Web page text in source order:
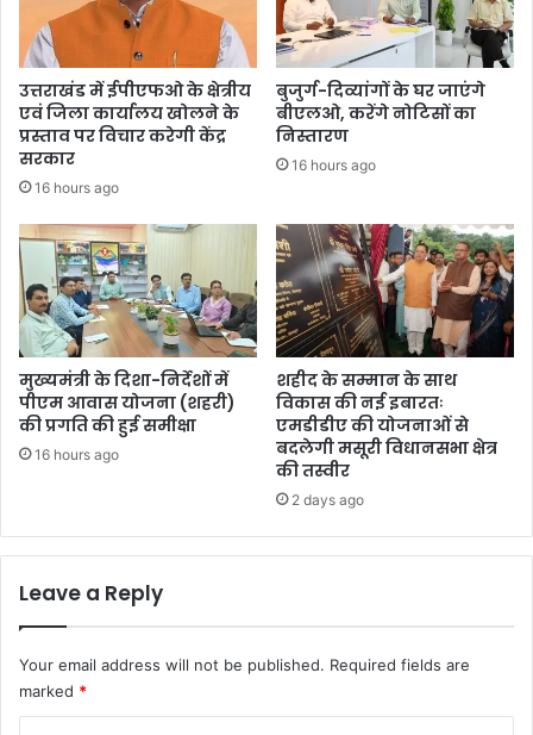
उत्तराखंड में ईपीएफओ के क्षेत्रीय
एवं जिला कार्यालय खोलने के
प्रस्ताव पर विचार करेगी केंद्र
सरकार
16 hours ago
बुजुर्ग-दिव्यांगों के घर जाएंगे
बीएलओ, करेंगे नोटिसों का
निस्तारण
16 hours ago
मुख्यमंत्री के दिशा-निर्देशों में
पीएम आवास योजना (शहरी)
की प्रगति की हुई समीक्षा
16 hours ago
शहीद के सम्मान के साथ
विकास की नई इबारतः
एमडीडीए की योजनाओं से
बदलेगी मसूरी विधानसभा क्षेत्र
की तस्वीर
2 days ago
Leave a Reply
Your email address will not be published. Required fields are
marked *